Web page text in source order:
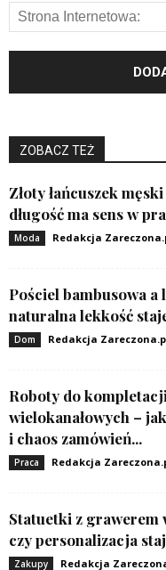
ZOBACZ TEŻ
Złoty łańcuszek
długość ma sens w
Moda Redakcja
Pościel bambusowa a
naturalna lekkość
Dom Redakcja
Roboty do
wielokanałowych –
i chaos zamówień...
Praca Redakcja
Statuetki z grawerem
czy personalizacja
Zakupy Redakcja